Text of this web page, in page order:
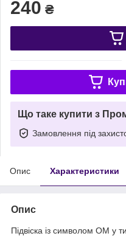
240 ₴
Що таке купити з
Замовлення під
Опис Характеристики
Опис
Підвіска із символом ОМ у